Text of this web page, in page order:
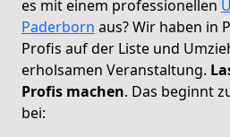
es mit einem professionellen
Paderborn aus? Wir haben in
Profis auf der Liste und
erholsamen Veranstaltung.
Profis machen. Das beginnt
bei: